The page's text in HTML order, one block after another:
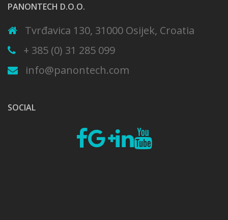
PANONTECH D.O.O.
Tvrđavica 130, 31000 Osijek, Croatia
+ 385 (0) 31 285 099
info@panontech.com
SOCIAL
Fb Google
plus
Linkedin